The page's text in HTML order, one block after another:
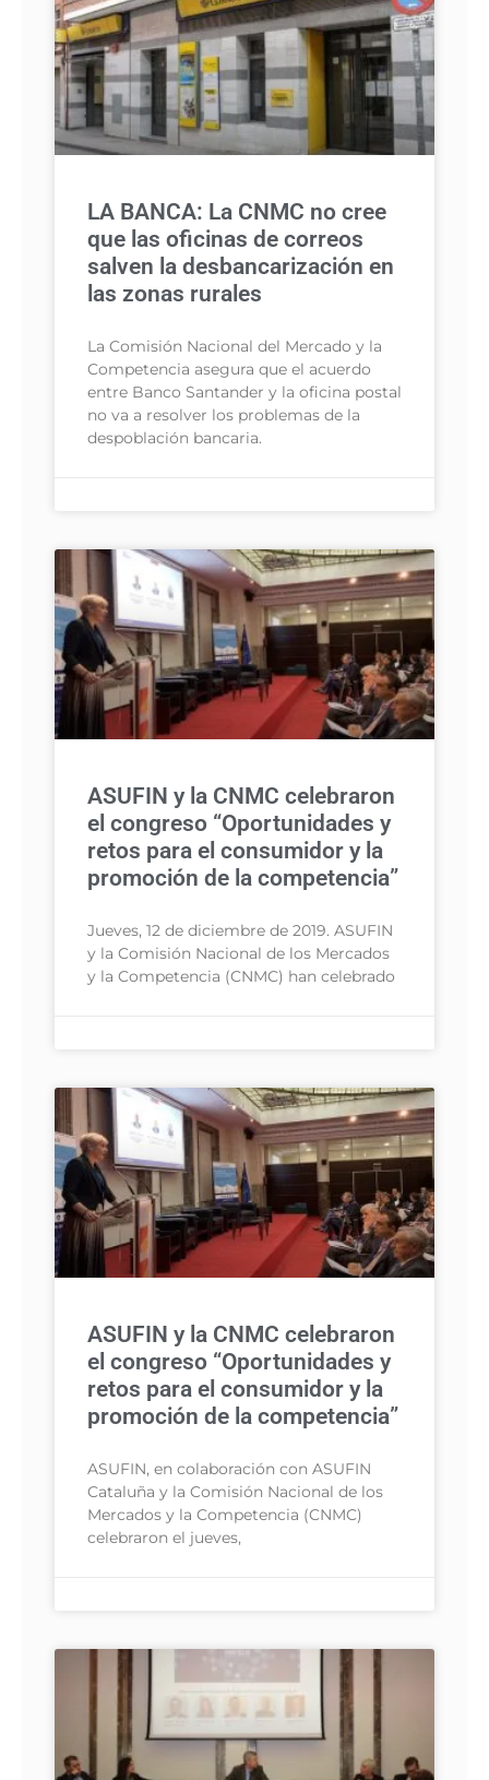
LA BANCA: La CNMC no cree
que las oficinas de correos
salven la desbancarización en
las zonas rurales
La Comisión Nacional del Mercado y la
Competencia asegura que el acuerdo
entre Banco Santander y la oficina postal
no va a resolver los problemas de la
despoblación bancaria.
ASUFIN y la CNMC celebraron
el congreso “Oportunidades y
retos para el consumidor y la
promoción de la competencia”
Jueves, 12 de diciembre de 2019. ASUFIN
y la Comisión Nacional de los Mercados
y la Competencia (CNMC) han celebrado
ASUFIN y la CNMC celebraron
el congreso “Oportunidades y
retos para el consumidor y la
promoción de la competencia”
ASUFIN, en colaboración con ASUFIN
Cataluña y la Comisión Nacional de los
Mercados y la Competencia (CNMC)
celebraron el jueves,